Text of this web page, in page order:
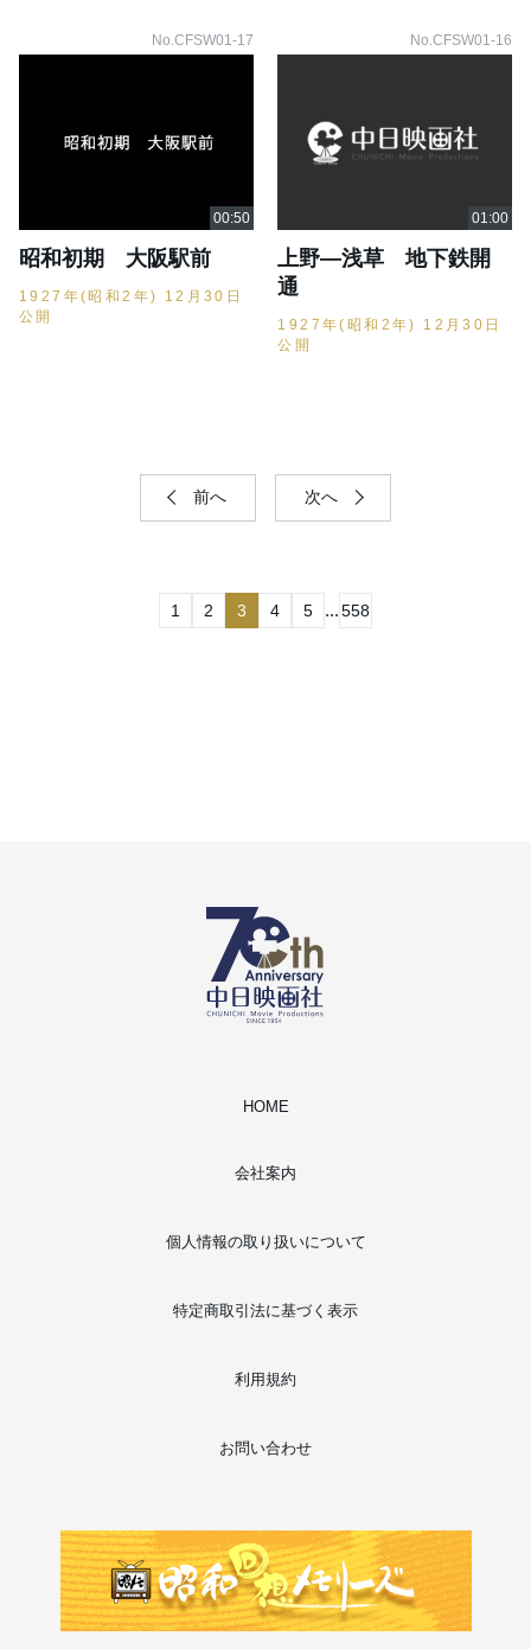
No.CFSW01-17
昭和初期 大阪駅前
1927年(昭和2年) 12月30日
公開
No.CFSW01-16
上野―浅草 地下鉄開
通
1927年(昭和2年) 12月30日
公開
前へ 次へ
1 2 3 4 5 ...558
HOME
会社案内
個人情報の取り扱いについて
特定商取引法に基づく表示
利用規約
お問い合わせ